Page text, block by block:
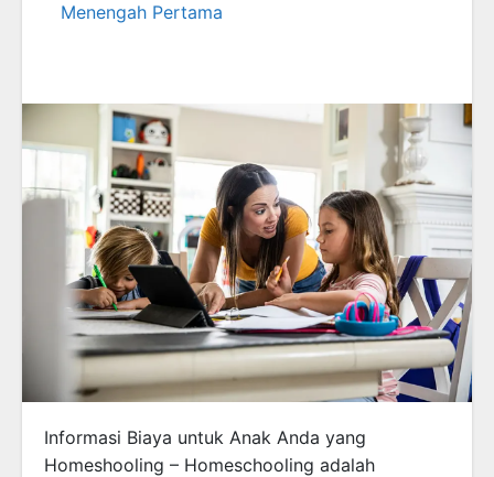
Menengah Pertama
Informasi Biaya untuk Anak Anda yang
Homeshooling – Homeschooling adalah